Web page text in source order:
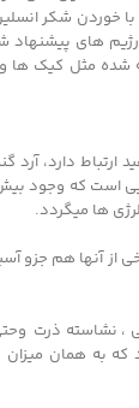
با خوردن شکر
های
شده مثل کیک
ارتباط دارد،
است که وجود
ها میگردد.
از آنها هم جزو
، نشاسته ذرت
به همان میزان‌